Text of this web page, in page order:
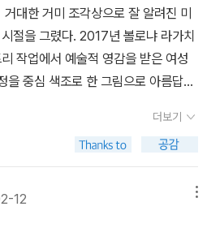
와 봤어요 ↓ ↓전 두 작가가 이 책을
상적이었는데요.올리버 제퍼스는 O
치는 시?) 라고 말하고,샘 윈스턴
된 세상)라고 이야기하는데 이조
작품을 접하고 나면 어떤 책이 이 그
미를 느낄 수 있을 거라 생각해요.소
이 그림책에 대해 이야기 나눌 날을
래피 때문에 다시 보고 싶어지는 책.
더보기
12